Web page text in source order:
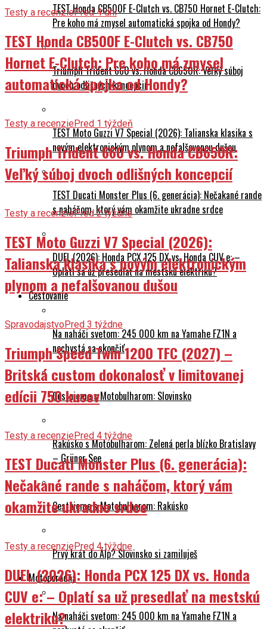
TEST Honda CB500F E-Clutch vs. CB750 Hornet E-Clutch:
Pre koho má zmysel automatická spojka od Hondy?
Triumph Trident 660 vs. Honda CB650R: Veľký súboj
dvoch odlišných koncepcií
TEST Moto Guzzi V7 Special (2026): Talianska klasika s
novým elektronickým plynom a nefalšovanou dušou
TEST Ducati Monster Plus (6. generácia): Nečakané rande
s naháčom, ktorý vám okamžite ukradne srdce
DUEL (2026): Honda PCX 125 DX vs. Honda CUV e: –
Oplatí sa už presedlať na mestskú elektriku?
Cestovanie
Na naháči svetom: 245 000 km na Yamahe FZ1N a
nechystá sa skončiť
Cestujeme s Motobulharom: Slovinsko
Rakúsko s Motobulharom: Zelená perla blízko Bratislavy
– Grüner See
Cestujeme s Motobulharom: Rakúsko
Prvý krát do Álp? Slovinsko si zamiluješ
Motoporadňa
Na naháči svetom: 245 000 km na Yamahe FZ1N a
Testy a recenziePred 4 dni
TEST Honda CB500F E-Clutch vs. CB750
Hornet E-Clutch: Pre koho má zmysel
automatická spojka od Hondy?
Testy a recenziePred 1 týždeň
Triumph Trident 660 vs. Honda CB650R:
Veľký súboj dvoch odlišných koncepcií
Testy a recenziePred 2 týždne
TEST Moto Guzzi V7 Special (2026):
Talianska klasika s novým elektronickým
plynom a nefalšovanou dušou
SpravodajstvoPred 3 týždne
Triumph Speed Twin 1200 TFC (2027) –
Britská custom dokonalosť v limitovanej
edícii 750 kusov
Testy a recenziePred 4 týždne
TEST Ducati Monster Plus (6. generácia):
Nečakané rande s naháčom, ktorý vám
okamžite ukradne srdce
Testy a recenziePred 4 týždne
DUEL (2026): Honda PCX 125 DX vs. Honda
CUV e: – Oplatí sa už presedlať na mestskú
elektriku?